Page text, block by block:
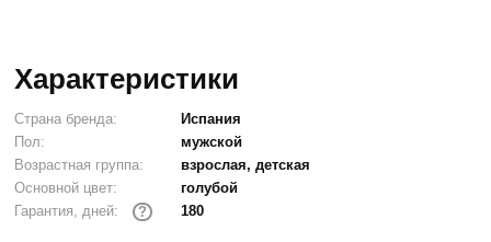
Характеристики
Страна бренда:
Испания
Пол:
мужской
Возрастная группа:
взрослая, детская
Основной цвет:
голубой
Гарантия, дней:
? 180